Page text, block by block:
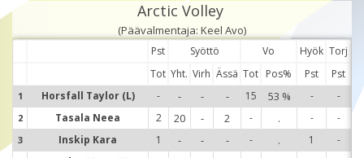
Arctic Volley
(Päävalmentaja: Keel Avo)
Pst Syöttö Vo Hyök Torj
Tot Yht. Virh Ässä Tot Pos% Pst Pst
1 Horsfall Taylor (L) - - - - 15 53 % - -
2 Tasala Neea 2 20 - 2 - . - -
3 Inskip Kara 1 - - - - . 1 -
1